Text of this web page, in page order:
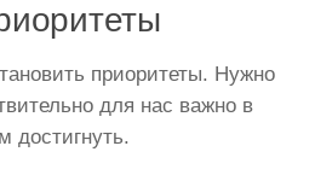
приоритеты. Нужно
для нас важно в
достигнуть.